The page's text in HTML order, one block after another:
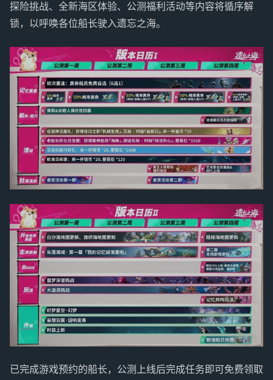
探险挑战、全新海区体验、公测福利活动等内容将循序解
锁，以呼唤各位船长驶入遗忘之海。
已完成游戏预约的船长，公测上线后完成任务即可免费领取